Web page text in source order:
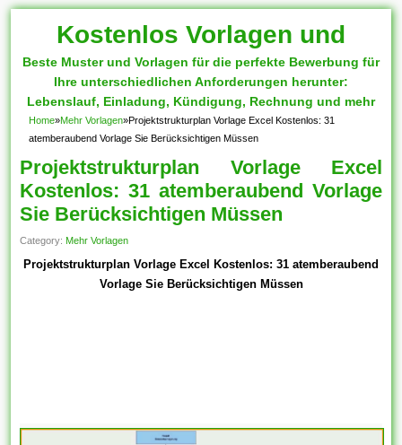
Kostenlos Vorlagen und
Muster
Beste Muster und Vorlagen für die perfekte Bewerbung für
Ihre unterschiedlichen Anforderungen herunter:
Lebenslauf, Einladung, Kündigung, Rechnung und mehr
Home»Mehr Vorlagen»Projektstrukturplan Vorlage Excel Kostenlos: 31
atemberaubend Vorlage Sie Berücksichtigen Müssen
Projektstrukturplan Vorlage Excel
Kostenlos: 31 atemberaubend Vorlage
Sie Berücksichtigen Müssen
Category: Mehr Vorlagen
Projektstrukturplan Vorlage Excel Kostenlos: 31 atemberaubend
Vorlage Sie Berücksichtigen Müssen